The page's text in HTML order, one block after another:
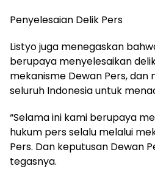
Penyelesaian Delik Pers
Listyo juga menegaskan
berupaya menyelesaikan
mekanisme Dewan Pers, dan
seluruh Indonesia untuk
“Selama ini kami berupaya
hukum pers selalu melalui
Pers. Dan keputusan Dewan
tegasnya.